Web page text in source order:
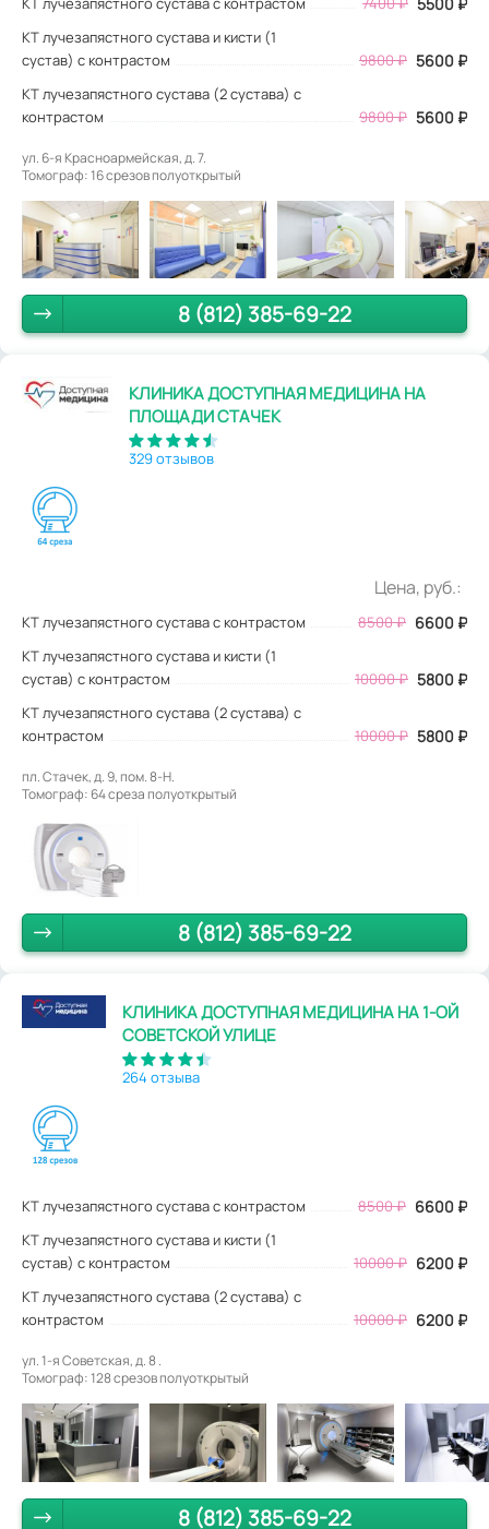
КТ лучезапястного сустава и кисти (1
сустав) с контрастом
9800 ₽ 5600 ₽
КТ лучезапястного сустава (2 сустава) с
контрастом
9800 ₽ 5600 ₽
ул. 6-я Красноармейская, д. 7.
Томограф: 16 срезов полуоткрытый
8 (812) 385-69-22
КЛИНИКА ДОСТУПНАЯ МЕДИЦИНА НА
ПЛОЩАДИ СТАЧЕК
329 отзывов
Цена, руб.:
КТ лучезапястного сустава с контрастом 8500₽ 6600 ₽
КТ лучезапястного сустава и кисти (1
сустав) с контрастом
10000 ₽ 5800 ₽
КТ лучезапястного сустава (2 сустава) с
контрастом
10000 ₽ 5800 ₽
пл. Стачек, д. 9, пом. 8-Н.
Томограф: 64 среза полуоткрытый
8 (812) 385-69-22
КЛИНИКА ДОСТУПНАЯ МЕДИЦИНА НА 1-ОЙ
СОВЕТСКОЙ УЛИЦЕ
264 отзыва
КТ лучезапястного сустава с контрастом 8500₽ 6600 ₽
КТ лучезапястного сустава и кисти (1
сустав) с контрастом
10000 ₽ 6200 ₽
КТ лучезапястного сустава (2 сустава) с
контрастом
10000 ₽ 6200 ₽
ул. 1-я Советская, д. 8 .
Томограф: 128 срезов полуоткрытый
8 (812) 385-69-22